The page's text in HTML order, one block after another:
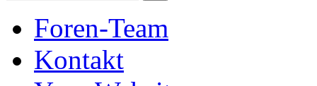
Foren-Team
Kontakt